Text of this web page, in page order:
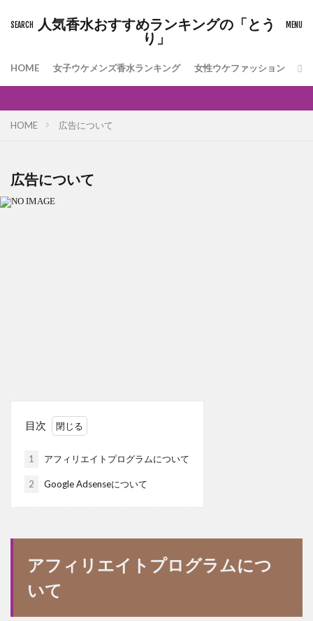
人気香水おすすめランキングの「とう
り」
HOME 女子ウケメンズ香水ランキング 女性ウケファッション [年
HOME 広告について
広告について
目次
1 アフィリエイトプログラムについて
2 Google Adsenseについて
アフィリエイトプログラムにつ
いて